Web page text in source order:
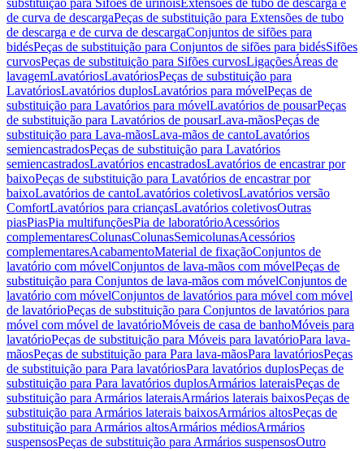
substituição para Sifões de urinóisExtensões de tubo de descarga e
de curva de descargaPeças de substituição para Extensões de tubo
de descarga e de curva de descargaConjuntos de sifões para
bidésPeças de substituição para Conjuntos de sifões para bidésSifões
curvosPeças de substituição para Sifões curvosLigaçõesÁreas de
lavagemLavatóriosLavatóriosPeças de substituição para
LavatóriosLavatórios duplosLavatórios para móvelPeças de
substituição para Lavatórios para móvelLavatórios de pousarPeças
de substituição para Lavatórios de pousarLava-mãosPeças de
substituição para Lava-mãosLava-mãos de cantoLavatórios
semiencastradosPeças de substituição para Lavatórios
semiencastradosLavatórios encastradosLavatórios de encastrar por
baixoPeças de substituição para Lavatórios de encastrar por
baixoLavatórios de cantoLavatórios coletivosLavatórios versão
ComfortLavatórios para criançasLavatórios coletivosOutras
piasPiasPia multifunçõesPia de laboratórioAcessórios
complementaresColunasColunasSemicolunasAcessórios
complementaresAcabamentoMaterial de fixaçãoConjuntos de
lavatório com móvelConjuntos de lava-mãos com móvelPeças de
substituição para Conjuntos de lava-mãos com móvelConjuntos de
lavatório com móvelConjuntos de lavatórios para móvel com móvel
de lavatórioPeças de substituição para Conjuntos de lavatórios para
móvel com móvel de lavatórioMóveis de casa de banhoMóveis para
lavatórioPeças de substituição para Móveis para lavatórioPara lava-
mãosPeças de substituição para Para lava-mãosPara lavatóriosPeças
de substituição para Para lavatóriosPara lavatórios duplosPeças de
substituição para Para lavatórios duplosArmários lateraisPeças de
substituição para Armários lateraisArmários laterais baixosPeças de
substituição para Armários laterais baixosArmários altosPeças de
substituição para Armários altosArmários médiosArmários
suspensosPeças de substituição para Armários suspensosOutro